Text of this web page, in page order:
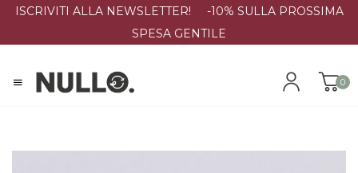
ISCRIVITI ALLA NEWSLETTER! -10% SULLA PROSSIMA
SPESA GENTILE
0